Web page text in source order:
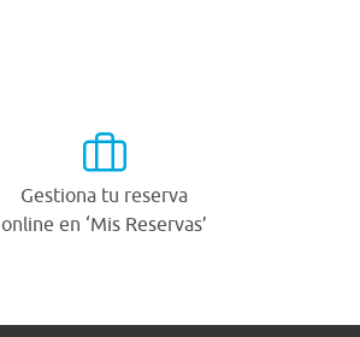
Gestiona tu reserva
online en ‘Mis Reservas’